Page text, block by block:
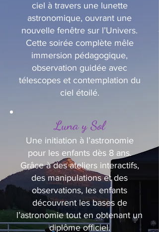
ciel à travers une lunette
astronomique, ouvrant une
nouvelle fenêtre sur l’Univers.
Cette soirée complète mêle
immersion pédagogique,
observation guidée avec
télescopes et contemplation du
ciel étoilé.
Luna y Sol
Une initiation à l’astronomie
pour les enfants dès 8 ans.
Grâce à des ateliers interactifs,
des manipulations et des
observations, les enfants
découvrent les bases de
l’astronomie tout en obtenant un
diplôme officiel.